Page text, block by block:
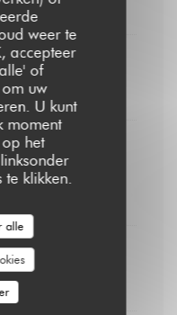
weer te
accepteer
of
om uw
U kunt
moment
het
klikken.
alle
& chantilly